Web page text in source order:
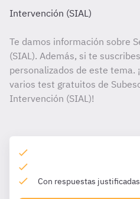
Intervención (SIAL)
Te damos información sobre
(SIAL). Además, si te
personalizados de este tema.
varios test gratuitos de
Intervención (SIAL)!
Con respuestas justificadas